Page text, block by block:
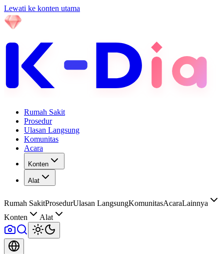
Lewati ke konten utama
Rumah Sakit
Prosedur
Ulasan Langsung
Komunitas
Acara
Konten
Alat
Rumah SakitProsedurUlasan LangsungKomunitasAcaraLainnya
Konten
Alat